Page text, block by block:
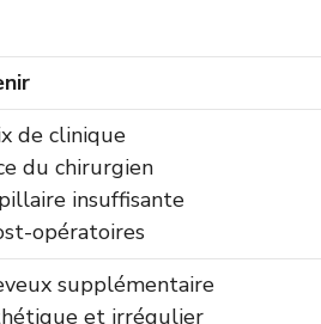
de clinique
du chirurgien
insuffisante
opératoires
supplémentaire
et irrégulier